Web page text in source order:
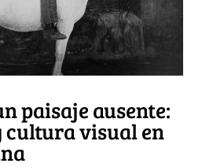
paisaje ausente:
visual en